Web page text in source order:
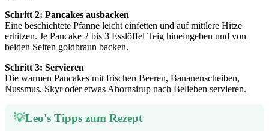
Schritt 2: Pancakes ausbacken
Eine beschichtete Pfanne leicht einfetten und auf mittlere Hitze
erhitzen. Je Pancake 2 bis 3 Esslöffel Teig hineingeben und von
beiden Seiten goldbraun backen.
Schritt 3: Servieren
Die warmen Pancakes mit frischen Beeren, Bananenscheiben,
Nussmus, Skyr oder etwas Ahornsirup nach Belieben servieren.
💡Leo's Tipps zum Rezept